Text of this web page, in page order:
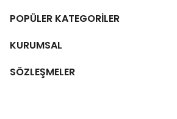
POPÜLER KATEGORİLER
KURUMSAL
SÖZLEŞMELER